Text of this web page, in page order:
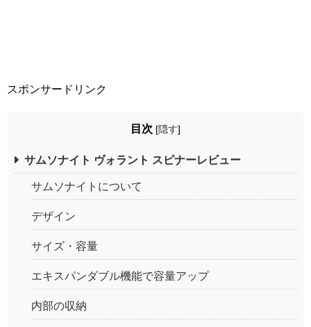
スポンサードリンク
目次 [隠す]
サムソナイト ヴォラント スピナーレビュー
サムソナイトについて
デザイン
サイズ・容量
エキスパンダブル機能で容量アップ
内部の収納